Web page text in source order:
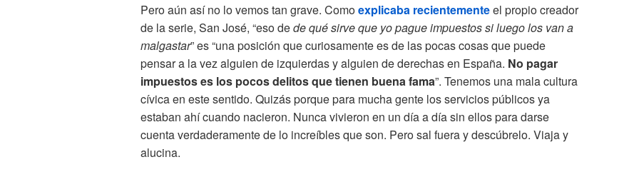
Pero aún así no lo vemos tan grave. Comoexplicaba recientementeel propio creador
de la serie, San José, “eso dede qué sirve que yo pague impuestos si luego los van a
malgastar” es “una posición que curiosamente es de las pocas cosas que puede
pensar a la vez alguien de izquierdas y alguien de derechas en España. No pagar
impuestos es los pocos delitos que tienen buena fama”. Tenemos una mala cultura
cívica en este sentido. Quizás porque para mucha gente los servicios públicos ya
estaban ahí cuando nacieron. Nunca vivieron en un día a día sin ellos para darse
cuenta verdaderamente de lo increíbles que son. Pero sal fuera y descúbrelo. Viaja y
alucina.